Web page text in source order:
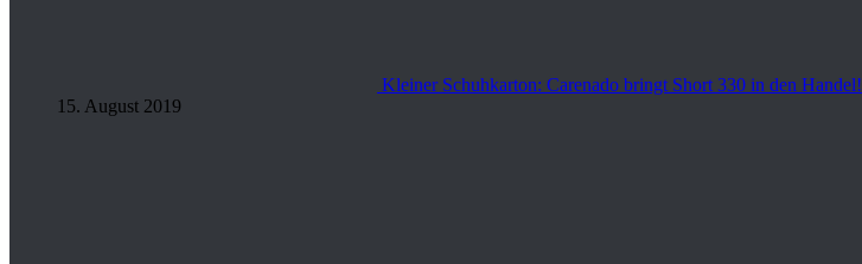
Kleiner Schuhkarton: Carenado bringt Short 330 in den Handel!
15. August 2019